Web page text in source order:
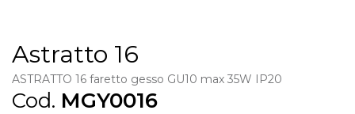
Astratto 16
ASTRATTO 16 faretto gesso GU10 max 35W IP20
Cod. MGY0016